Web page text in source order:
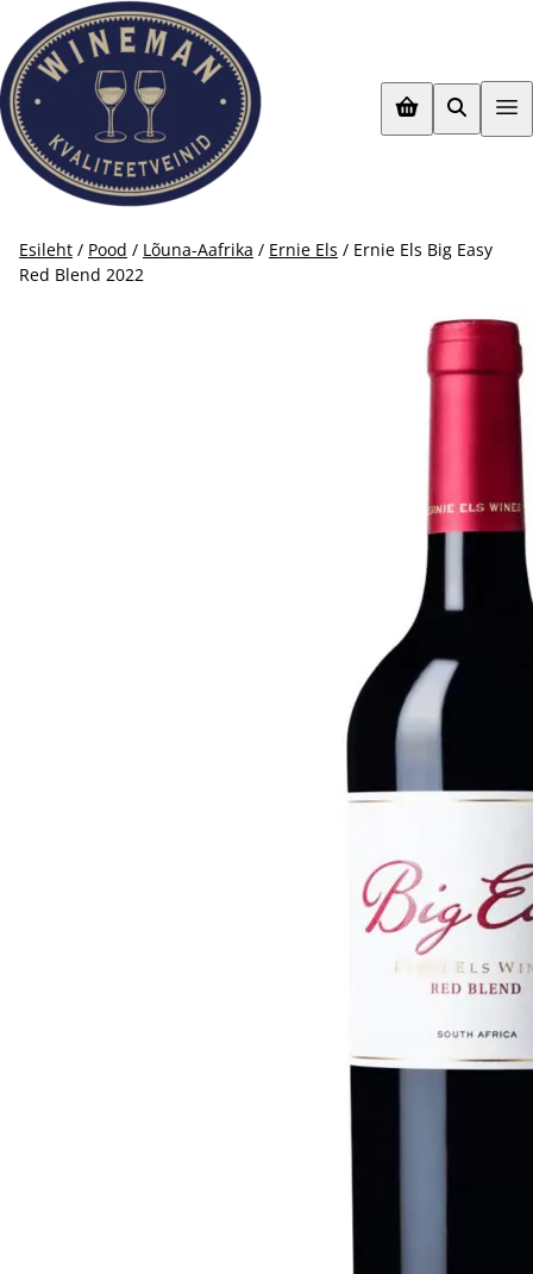
otse
sisu
juurde
Esileht / Pood / Lõuna-Aafrika / Ernie Els / Ernie Els Big Easy
Red Blend 2022